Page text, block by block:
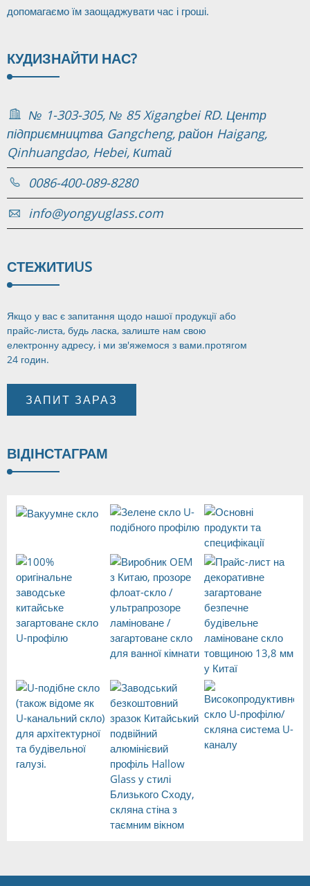
допомагаємо їм заощаджувати час і гроші.
КУДИЗНАЙТИ НАС?
№ 1-303-305, № 85 Xigangbei RD. Центр
підприємництва Gangcheng, район Haigang,
Qinhuangdao, Hebei, Китай
0086-400-089-8280
info@yongyuglass.com
СТЕЖИТИUS
Якщо у вас є запитання щодо нашої продукції або
прайс-листа, будь ласка, залиште нам свою
електронну адресу, і ми зв'яжемося з вами.протягом
24 годин.
ЗАПИТ ЗАРАЗ
ВІДІНСТАГРАМ